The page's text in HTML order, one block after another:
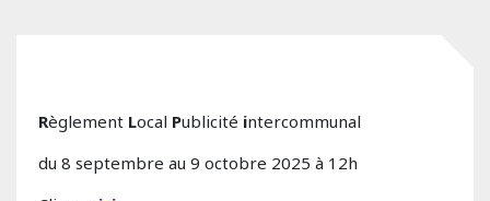
Règlement Local Publicité intercommunal
du 8 septembre au 9 octobre 2025 à 12h